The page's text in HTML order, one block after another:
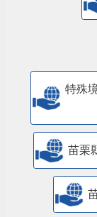
特殊
苗栗